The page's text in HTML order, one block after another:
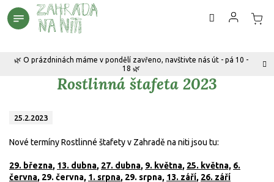
Přejít
na
🌿 O prázdninách máme v pondělí zavřeno, navštivte nás út - pá 10 -
18 🌿
Rostlinná štafeta 2023
25.2.2023
Nové termíny Rostlinné štafety v Zahradě na niti jsou tu:
29. března, 13. dubna, 27. dubna, 9. května, 25. května, 6.
června, 29. června, 1. srpna, 29. srpna, 13. září, 26. září